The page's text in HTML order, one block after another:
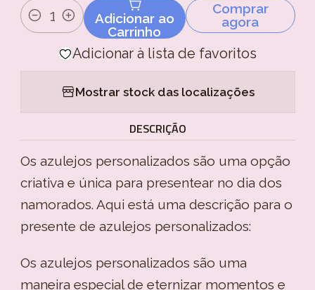
Quantidade
Adicionar ao
Carrinho
Comprar
agora
Adicionar à lista de favoritos
Mostrar stock das localizações
DESCRIÇÃO
Os azulejos personalizados são uma opção
criativa e única para presentear no dia dos
namorados. Aqui está uma descrição para o
presente de azulejos personalizados:
Os azulejos personalizados são uma
maneira especial de eternizar momentos e